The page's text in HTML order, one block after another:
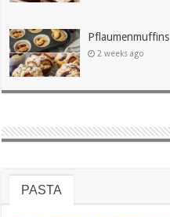
Pflaumenmuffins
2 weeks ago
PASTA